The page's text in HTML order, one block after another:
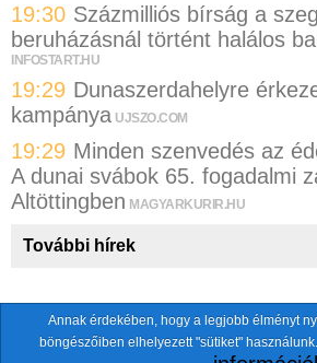
19:30 Százmilliós bírság a
beruházásnál történt halálos
INFOSTART.HU
19:29 Dunaszerdahelyre
kampánya UJSZO.COM
19:29 Minden szenvedés az
A dunai svábok 65. fogadalmi
Altöttingben MAGYARKURIR.HU
További hírek
A fentiekkel együtt összesen118 oldaltszemlézünk.
© 2026 Nemzeti.net - E-mail:
Annak érdekében, hogy a legjobb élményt
böngészőiben elhelyezett "sütiket"